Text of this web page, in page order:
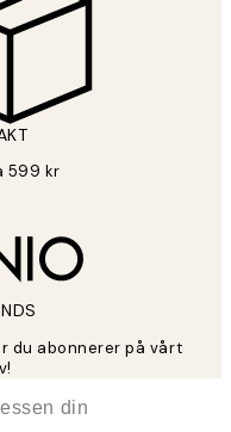
599 kr
du abonnerer på vårt